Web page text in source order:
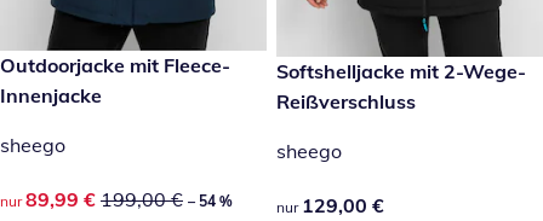
reduzierter Preis 89,99 €, vorheriger Preis: 199,00 €
-54 %
Outdoorjacke mit Fleece-
Innenjacke
sheego
reduzierter Preis 89,99 €, vorheriger Preis: 199,00 €
nur 89,99 € 199,00 € – 54 %
129,00 €
Softshelljacke mit 2-Wege-
Reißverschluss
sheego
129,00 €
nur 129,00 €